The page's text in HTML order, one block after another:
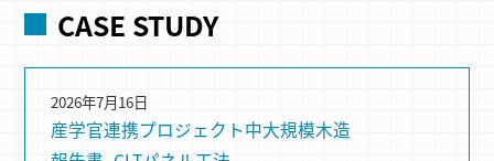
CASE STUDY
産学官連携プロジェクト中大規模木造
2026年7月16日